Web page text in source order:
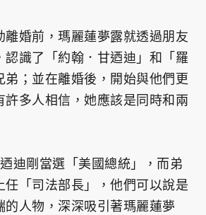
離婚前，瑪麗蓮夢露就透過朋友
認識了「約翰．甘迺迪」和「羅
弟；並在離婚後，開始與他們更
許多人相信，她應該是同時和兩
迪剛當選「美國總統」，而弟
任「司法部長」，他們可以說是
的人物，深深吸引著瑪麗蓮夢